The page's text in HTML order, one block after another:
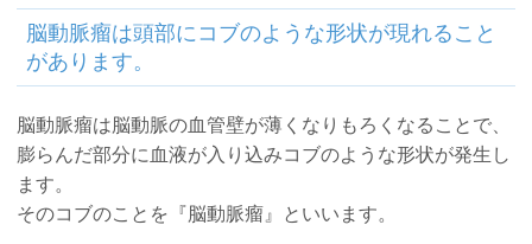
脳動脈瘤は頭部にコブのような形状が現れること
があります。
脳動脈瘤は脳動脈の血管壁が薄くなりもろくなることで、
膨らんだ部分に血液が入り込みコブのような形状が発生し
ます。
そのコブのことを『脳動脈瘤』といいます。